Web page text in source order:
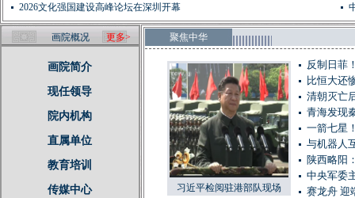
2026文化强国建设高峰论坛在深圳开幕
画院概况 更多>
画院简介
现任领导
院内机构
直属单位
教育培训
传媒中心
聚焦中华
习近平检阅驻港部队现场
反制日菲
比恒大还
清朝灭亡
青海发现
一箭七星
与机器人
陕西略阳
中央军委
赛龙舟 迎